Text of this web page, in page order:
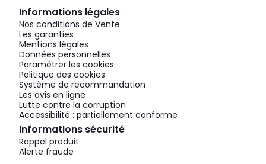
Informations légales
Nos conditions de Vente
Les garanties
Mentions légales
Données personnelles
Paramétrer les cookies
Politique des cookies
Système de recommandation
Les avis en ligne
Lutte contre la corruption
Accessibilité : partiellement conforme
Informations sécurité
Rappel produit
Alerte fraude